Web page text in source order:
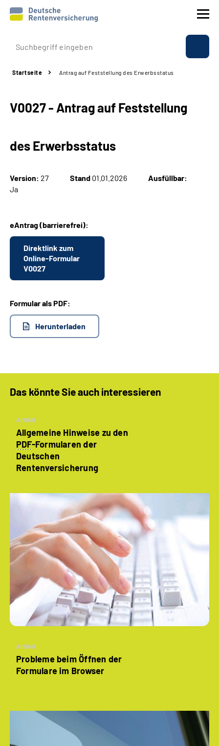
Prävention
Rente
Über uns & Presse
Language
Leichte Sprache
Startseite Antrag auf Feststellung des Erwerbsstatus
V0027 - Antrag auf Feststellung
des Erwerbsstatus
Version: 27 Stand 01.01.2026
Ausfüllbar:
Ja
eAntrag (barrierefrei):
Direktlink zum
Online-Formular
V0027
Formular als PDF:
Herunterladen
Das könnte Sie auch interessieren
Artikel
Allgemeine Hinweise zu den
PDF-Formularen der
Deutschen
Rentenversicherung
Artikel
Probleme beim Öffnen der
Formulare im Browser